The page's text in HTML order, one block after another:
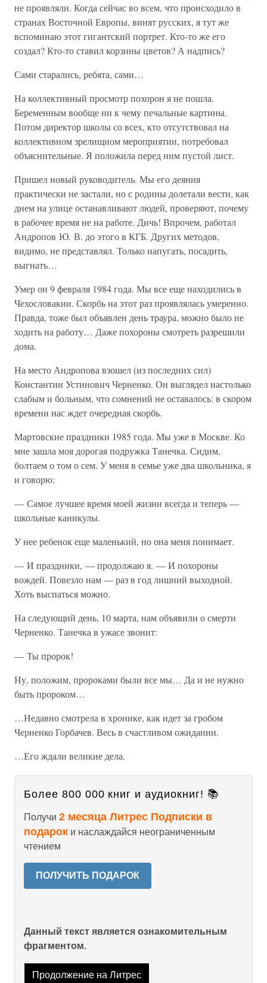
не проявляли. Когда сейчас во всем, что происходило в
странах Восточной Европы, винят русских, я тут же
вспоминаю этот гигантский портрет. Кто-то же его
создал? Кто-то ставил корзины цветов? А надпись?
Сами старались, ребята, сами…
На коллективный просмотр похорон я не пошла.
Беременным вообще ни к чему печальные картины.
Потом директор школы со всех, кто отсутствовал на
коллективном зрелищном мероприятии, потребовал
объяснительные. Я положила перед ним пустой лист.
Пришел новый руководитель. Мы его деяния
практически не застали, но с родины долетали вести, как
днем на улице останавливают людей, проверяют, почему
в рабочее время не на работе. Дичь! Впрочем, работал
Андропов Ю. В. до этого в КГБ. Других методов,
видимо, не представлял. Только напугать, посадить,
выгнать…
Умер он 9 февраля 1984 года. Мы все еще находились в
Чехословакии. Скорбь на этот раз проявлялась умеренно.
Правда, тоже был объявлен день траура, можно было не
ходить на работу… Даже похороны смотреть разрешили
дома.
На место Андропова взошел (из последних сил)
Константин Устинович Черненко. Он выглядел настолько
слабым и больным, что сомнений не оставалось: в скором
времени нас ждет очередная скорбь.
Мартовские праздники 1985 года. Мы уже в Москве. Ко
мне зашла моя дорогая подружка Танечка. Сидим,
болтаем о том о сем. У меня в семье уже два школьника, я
и говорю:
— Самое лучшее время моей жизни всегда и теперь —
школьные каникулы.
У нее ребенок еще маленький, но она меня понимает.
— И праздники, — продолжаю я. — И похороны
вождей. Повезло нам — раз в год лишний выходной.
Хоть выспаться можно.
На следующий день, 10 марта, нам объявили о смерти
Черненко. Танечка в ужасе звонит:
— Ты пророк!
Ну, положим, пророками были все мы… Да и не нужно
быть пророком…
…Недавно смотрела в хронике, как идет за гробом
Черненко Горбачев. Весь в счастливом ожидании.
…Его ждали великие дела.
Более 800 000 книг и аудиокниг! 📚
Получи 2 месяца Литрес Подписки в
подарок и наслаждайся неограниченным
чтением
ПОЛУЧИТЬ ПОДАРОК
Данный текст является ознакомительным
фрагментом.
Продолжение на Литрес